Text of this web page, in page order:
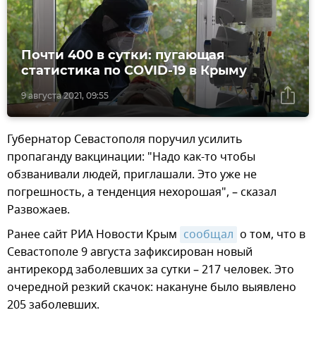
9 августа 2021, 09:55
Почти 400 в сутки: пугающая
статистика по COVID-19 в Крыму
Губернатор Севастополя поручил усилить
пропаганду вакцинации: "Надо как-то чтобы
обзванивали людей, приглашали. Это уже не
погрешность, а тенденция нехорошая", – сказал
Развожаев.
Ранее сайт РИА Новости Крым сообщал о том, что в
Севастополе 9 августа зафиксирован новый
антирекорд заболевших за сутки – 217 человек. Это
очередной резкий скачок: накануне было выявлено
205 заболевших.